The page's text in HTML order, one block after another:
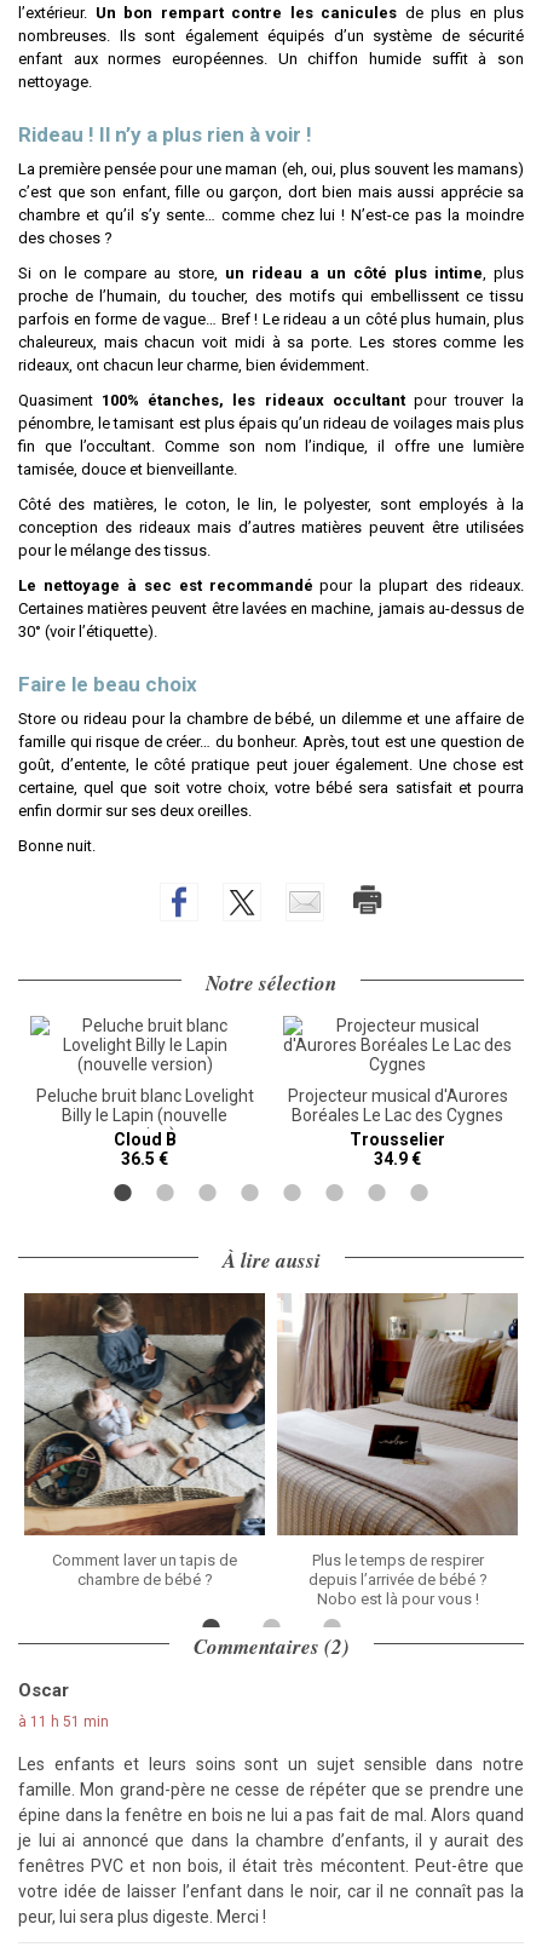
l’extérieur. Un bon rempart contre les canicules de plus en plus
nombreuses. Ils sont également équipés d’un système de sécurité
enfant aux normes européennes. Un chiffon humide suffit à son
nettoyage.
Rideau ! Il n’y a plus rien à voir !
La première pensée pour une maman (eh, oui, plus souvent les mamans)
c’est que son enfant, fille ou garçon, dort bien mais aussi apprécie sa
chambre et qu’il s’y sente… comme chez lui ! N’est-ce pas la moindre
des choses ?
Si on le compare au store, un rideau a un côté plus intime, plus
proche de l’humain, du toucher, des motifs qui embellissent ce tissu
parfois en forme de vague… Bref ! Le rideau a un côté plus humain, plus
chaleureux, mais chacun voit midi à sa porte. Les stores comme les
rideaux, ont chacun leur charme, bien évidemment.
Quasiment 100% étanches, les rideaux occultantpour trouver la
pénombre, le tamisant est plus épais qu’un rideau de voilages mais plus
fin que l’occultant. Comme son nom l’indique, il offre une lumière
tamisée, douce et bienveillante.
Côté des matières, le coton, le lin, le polyester, sont employés à la
conception des rideaux mais d’autres matières peuvent être utilisées
pour le mélange des tissus.
Le nettoyage à sec est recommandé pour la plupart des rideaux.
Certaines matières peuvent être lavées en machine, jamais au-dessus de
30° (voir l’étiquette).
Faire le beau choix
Store ou rideau pour la chambre de bébé, un dilemme et une affaire de
famille qui risque de créer… du bonheur. Après, tout est une question de
goût, d’entente, le côté pratique peut jouer également. Une chose est
certaine, quel que soit votre choix, votre bébé sera satisfait et pourra
enfin dormir sur ses deux oreilles.
Bonne nuit.
Notre sélection
Peluche bruit blanc Lovelight
Billy le Lapin (nouvelle
version)
Cloud B
36.5 €
Projecteur musical d'Aurores
Boréales Le Lac des Cygnes
Trousselier
34.9 €
À lire aussi
Comment laver un tapis de
chambre de bébé ?
Plus le temps de respirer
depuis l’arrivée de bébé ?
Nobo est là pour vous !
Commentaires (2)
Oscar
à 11 h 51 min
Les enfants et leurs soins sont un sujet sensible dans notre
famille. Mon grand-père ne cesse de répéter que se prendre une
épine dans la fenêtre en bois ne lui a pas fait de mal. Alors quand
je lui ai annoncé que dans la chambre d’enfants, il y aurait des
fenêtres PVC et non bois, il était très mécontent. Peut-être que
votre idée de laisser l’enfant dans le noir, car il ne connaît pas la
peur, lui sera plus digeste. Merci !